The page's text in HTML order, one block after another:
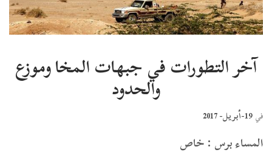
آخر التطورات في جبهات المخا وموزع
والحدود
في 19-أبريل- 2017
المساء برس : خاص